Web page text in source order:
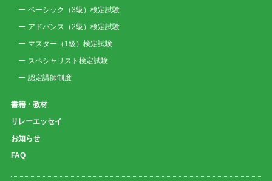
ベーシック（3級）検定試験
アドバンス（2級）検定試験
マスター（1級）検定試験
スペシャリスト検定試験
認定講師制度
書籍・教材
リレーエッセイ
お知らせ
FAQ